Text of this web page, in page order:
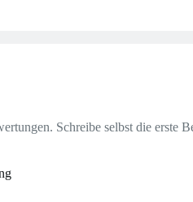
Schreibe selbst die erste